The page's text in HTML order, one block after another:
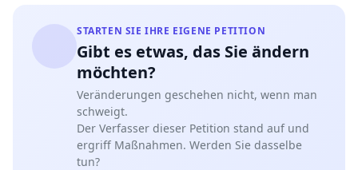
STARTEN SIE IHRE EIGENE PETITION
Gibt es etwas, das Sie ändern
möchten?
Veränderungen geschehen nicht, wenn man
schweigt.
Der Verfasser dieser Petition stand auf und
ergriff Maßnahmen. Werden Sie dasselbe
tun?